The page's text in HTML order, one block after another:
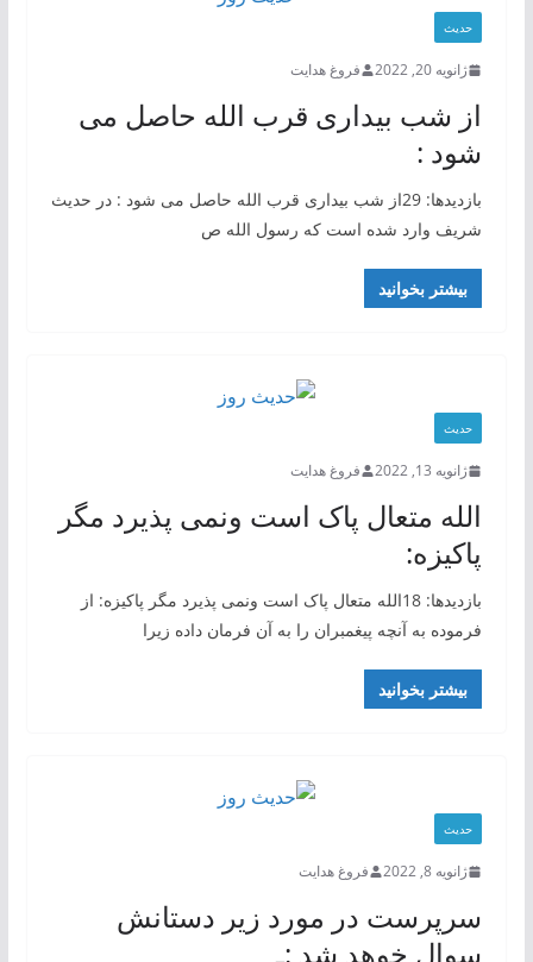
حدیث
ژانویه 20, 2022 فروغ هدایت
از شب بیداری قرب الله حاصل می
شود :
بازدیدها: 29از شب بیداری قرب الله حاصل می شود : در حدیث
شریف وارد شده است که رسول الله ص
بیشتر بخوانید
حدیث
ژانویه 13, 2022 فروغ هدایت
الله متعال پاک است ونمی پذیرد مگر
پاکیزه:
بازدیدها: 18الله متعال پاک است ونمی پذیرد مگر پاکیزه: از
فرموده به آنچه پیغمبران را به آن فرمان داده زیرا
بیشتر بخوانید
حدیث
ژانویه 8, 2022 فروغ هدایت
سرپرست در مورد زیر دستانش
سوال خوهد شد :ـ